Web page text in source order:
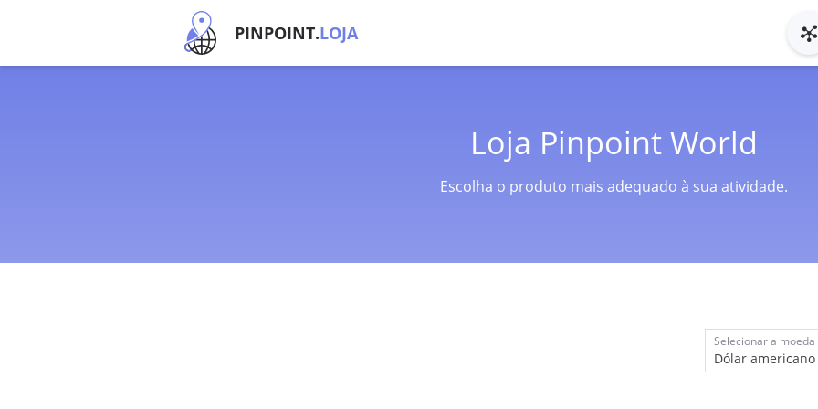
PINPOINT.LOJA
Loja Pinpoint World
Escolha o produto mais adequado à sua atividade.
Selecionar a moeda
Dólar americano